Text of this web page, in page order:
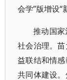
会学”版增设“
推动国
社会治理。
益联结和情
共同体建设